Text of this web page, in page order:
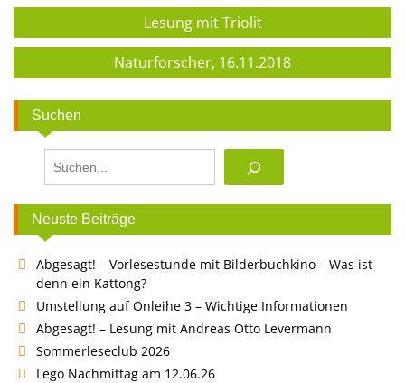
Beitragsnavigation
Lesung mit Triolit
Naturforscher, 16.11.2018
Suchen
Neuste Beiträge
Abgesagt! – Vorlesestunde mit Bilderbuchkino – Was ist
denn ein Kattong?
Umstellung auf Onleihe 3 – Wichtige Informationen
Abgesagt! – Lesung mit Andreas Otto Levermann
Sommerleseclub 2026
Lego Nachmittag am 12.06.26